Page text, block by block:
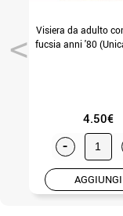
Visiera da adulto
fucsia anni '80
4.50€
-
AGGIUNGI